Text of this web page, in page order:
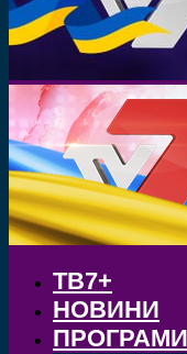
ТВ7+
НОВИНИ
ПРОГРАМИ